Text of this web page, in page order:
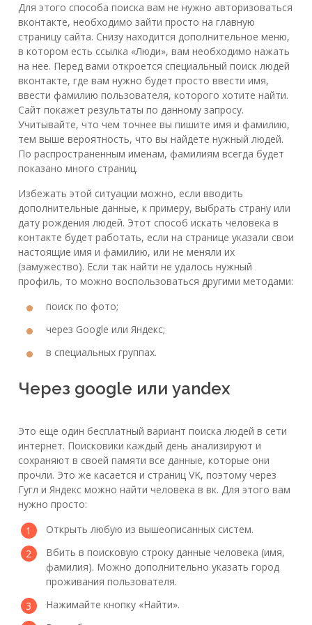
Для этого способа поиска вам не нужно авторизоваться
вконтакте, необходимо зайти просто на главную
страницу сайта. Снизу находится дополнительное меню,
в котором есть ссылка «Люди», вам необходимо нажать
на нее. Перед вами откроется специальный поиск людей
вконтакте, где вам нужно будет просто ввести имя,
ввести фамилию пользователя, которого хотите найти.
Сайт покажет результаты по данному запросу.
Учитывайте, что чем точнее вы пишите имя и фамилию,
тем выше вероятность, что вы найдете нужный людей.
По распространенным именам, фамилиям всегда будет
показано много страниц.
Избежать этой ситуации можно, если вводить
дополнительные данные, к примеру, выбрать страну или
дату рождения людей. Этот способ искать человека в
контакте будет работать, если на странице указали­ свои
настоящие имя и фамилию, или не меняли их
(замужество). Если так найти не удалось нужный
профиль, то можно воспользоваться другими методами:
поиск по фото;
через Google или Яндекс;
в специальных группах.
Через google или yandex
Это еще один бесплатный вариант поиска людей в сети
интернет. Поисковики каждый день анализируют и
сохраняют в своей памяти все данные, которые они
прочли. Это же касается и страниц VK, поэтому через
Гугл и Яндекс можно найти человека в вк. Для этого вам
нужно просто:
Открыть любую из вышеописанных систем.
Вбить в поисковую строку данные человека (имя,
фамилия). Можно дополнительно указать город
проживания пользователя.
Нажимайте кнопку «Найти».